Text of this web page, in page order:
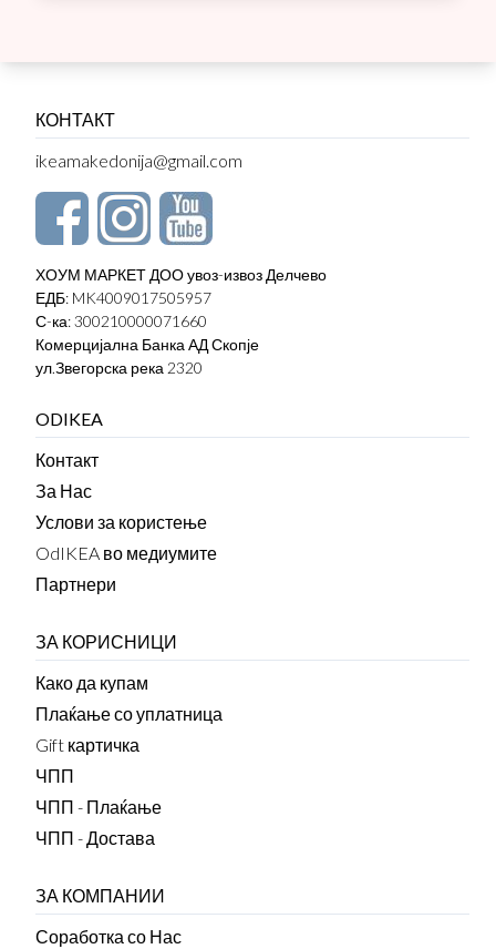
КОНТАКТ
ikeamakedonija@gmail.com
ХОУМ МАРКЕТ ДОО увоз-извоз Делчево
ЕДБ: MK4009017505957
С-ка: 300210000071660
Комерцијална Банка АД Скопје
ул.Звегорска река 2320
ODIKEA
Контакт
За Нас
Услови за користење
OdIKEA во медиумите
Партнери
ЗА КОРИСНИЦИ
Како да купам
Плаќање со уплатница
Gift картичка
ЧПП
ЧПП - Плаќање
ЧПП - Достава
ЗА КОМПАНИИ
Соработка со Нас